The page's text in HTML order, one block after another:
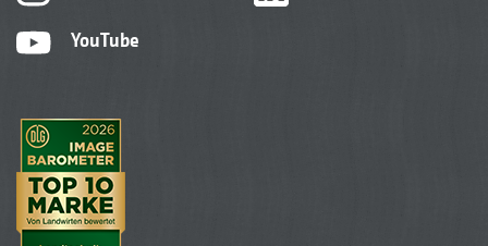
YouTube